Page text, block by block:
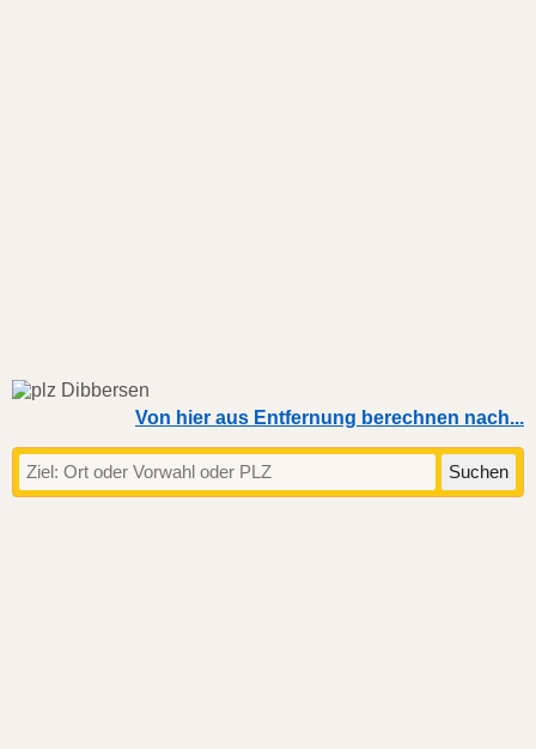
Von hier aus Entfernung berechnen nach...